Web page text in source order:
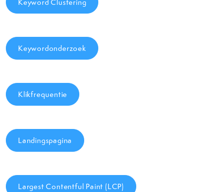
Keyword Clustering
Keywordonderzoek
Klikfrequentie
Landingspagina
Largest Contentful Paint (LCP)